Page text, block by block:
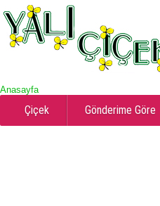
Anasayfa
Çiçek Gönderime Göre